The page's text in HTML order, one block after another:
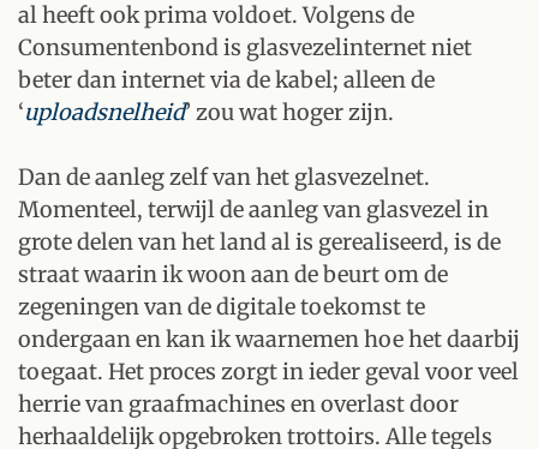
al heeft ook prima voldoet. Volgens de
Consumentenbond is glasvezelinternet niet
beter dan internet via de kabel; alleen de
‘uploadsnelheid’ zou wat hoger zijn.
Dan de aanleg zelf van het glasvezelnet.
Momenteel, terwijl de aanleg van glasvezel in
grote delen van het land al is gerealiseerd, is de
straat waarin ik woon aan de beurt om de
zegeningen van de digitale toekomst te
ondergaan en kan ik waarnemen hoe het daarbij
toegaat. Het proces zorgt in ieder geval voor veel
herrie van graafmachines en overlast door
herhaaldelijk opgebroken trottoirs. Alle tegels